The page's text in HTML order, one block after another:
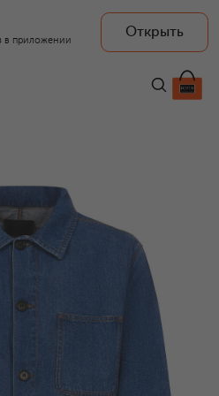
в приложении
Открыть
150 000 ₽